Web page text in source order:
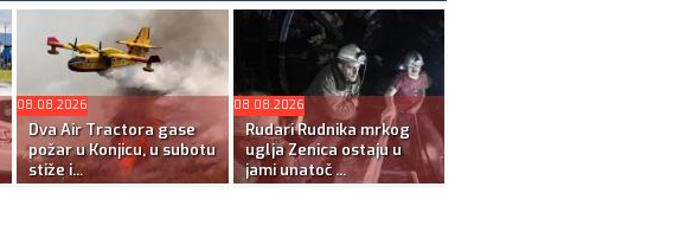
08.08.2026
Dva Air Tractora gase
požar u Konjicu, u subotu
stiže i...
08.08.2026
Rudari Rudnika mrkog
uglja Zenica ostaju u
jami unatoč ...